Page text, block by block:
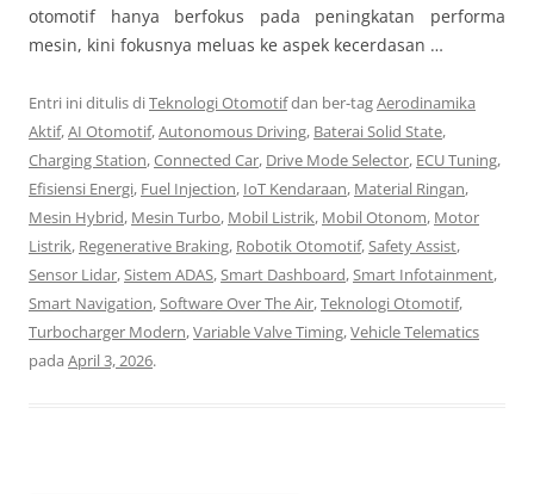
otomotif hanya berfokus pada peningkatan performa
mesin, kini fokusnya meluas ke aspek kecerdasan …
Entri ini ditulis diTeknologi Otomotifdan ber-tagAerodinamika
Aktif,AI Otomotif,Autonomous Driving, Baterai Solid State,
Charging Station,Connected Car, Drive Mode Selector, ECU Tuning,
Efisiensi Energi, Fuel Injection, IoT Kendaraan, Material Ringan,
Mesin Hybrid, Mesin Turbo, Mobil Listrik, Mobil Otonom, Motor
Listrik, Regenerative Braking, Robotik Otomotif,Safety Assist,
Sensor Lidar,Sistem ADAS,Smart Dashboard,Smart Infotainment,
Smart Navigation,Software Over The Air,Teknologi Otomotif,
Turbocharger Modern,Variable Valve Timing,Vehicle Telematics
pada April 3, 2026.